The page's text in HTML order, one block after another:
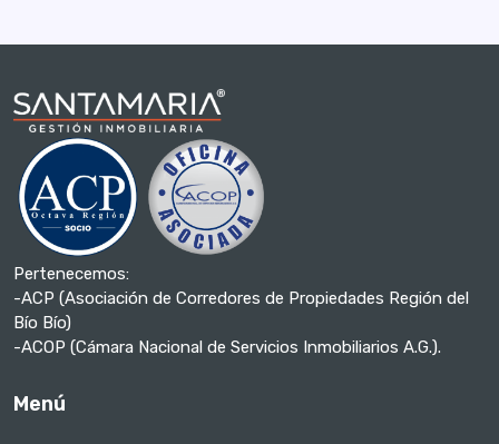
Pertenecemos:
-ACP (Asociación de Corredores de Propiedades Región del
Bío Bío)
-ACOP (Cámara Nacional de Servicios Inmobiliarios A.G.).
Menú